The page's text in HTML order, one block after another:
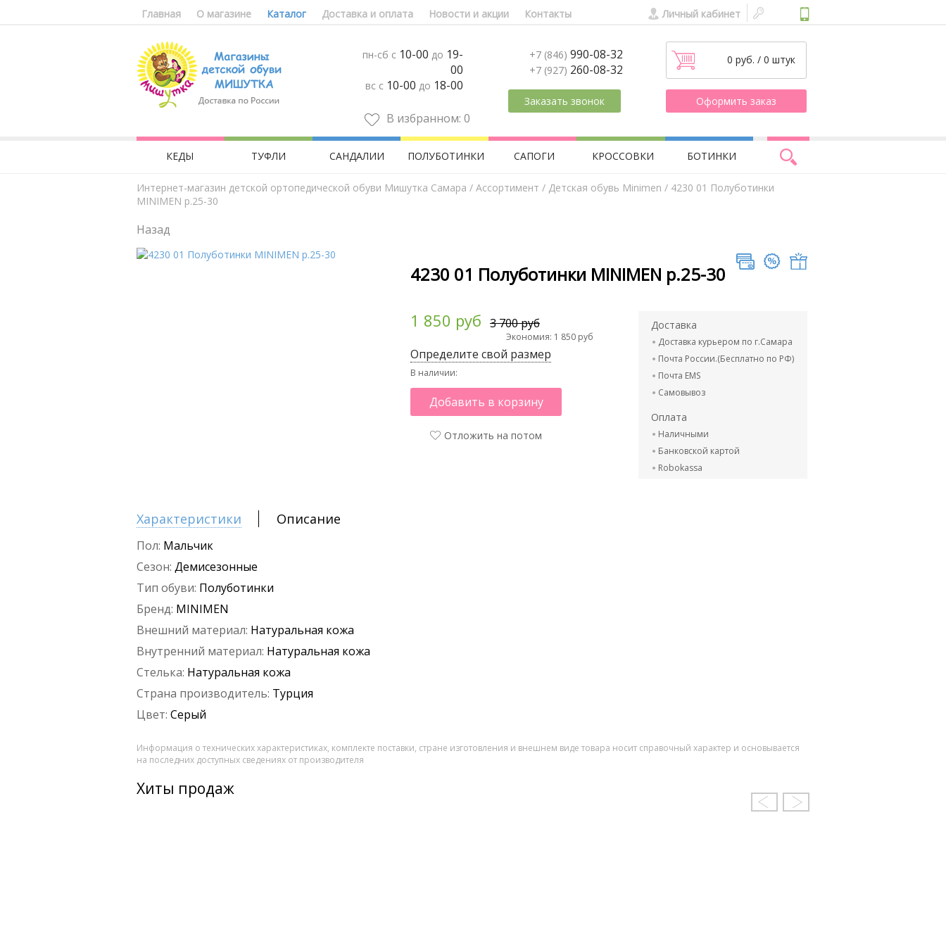
Главная О магазине Каталог Доставка и оплата Новости и акции Контакты Личный кабинет
пн-сб с 10-00 до 19-
00
вс с 10-00 до 18-00
В избранном: 0
+7 (846) 990-08-32
+7 (927) 260-08-32
Заказать звонок
0 руб. / 0 штук
Оформить заказ
КЕДЫ ТУФЛИ САНДАЛИИ ПОЛУБОТИНКИ САПОГИ КРОССОВКИ БОТИНКИ
Интернет-магазин детской ортопедической обуви Мишутка Самара / Aссортимент / Детская обувь Minimen / 4230 01 Полуботинки
MINIMEN р.25-30
Назад
4230 01 Полуботинки MINIMEN р.25-30
1 850 руб 3 700 руб
Экономия: 1 850 руб
Определите свой размер
В наличии:
Добавить в корзину
Отложить на потом
Доставка
Доставка курьером по г.Самара
Почта России.(Бесплатно по РФ)
Почта EMS
Самовывоз
Оплата
Наличными
Банковской картой
Robokassa
Характеристики Описание
Пол: Мальчик
Сезон: Демисезонные
Тип обуви: Полуботинки
Бренд: MINIMEN
Внешний материал: Натуральная кожа
Внутренний материал: Натуральная кожа
Стелька: Натуральная кожа
Страна производитель: Турция
Цвет: Серый
Информация о технических характеристиках, комплекте поставки, стране изготовления и внешнем виде товара носит справочный характер и основывается
на последних доступных сведениях от производителя
Хиты продаж